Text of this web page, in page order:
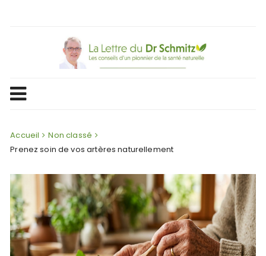
Accueil
Non classé
Prenez soin de vos artères naturellement